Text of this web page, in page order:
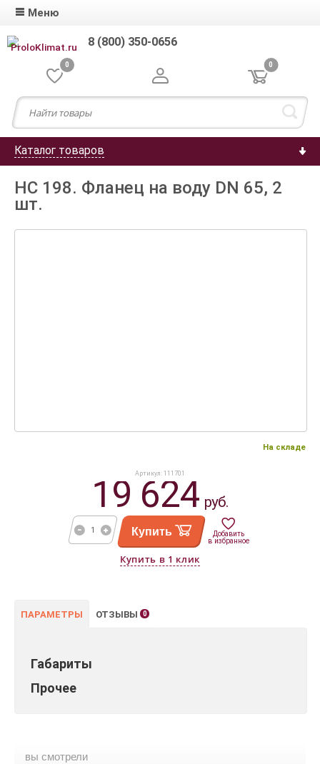
Меню
8 (800) 350-0656
0 0
Каталог товаров
HС 198. Фланец на воду DN 65, 2
шт.
На складе
Артикул: 111701
19 624руб.
Купить
Добавить
в избранное
ПАРАМЕТРЫ ОТЗЫВЫ 0
Габариты
Прочее
вы смотрели